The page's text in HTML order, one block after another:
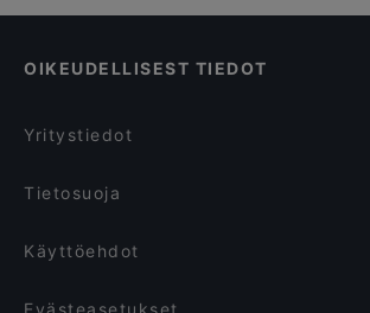
OIKEUDELLISEST TIEDOT
Yritystiedot
Tietosuoja
Käyttöehdot
Evästeasetukset